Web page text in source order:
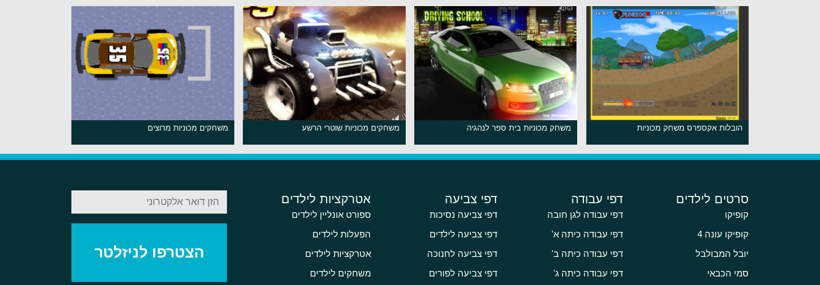
הובלות אקספרס משחק מכוניות משחק מכוניות בית ספר לנהגיה משחקים מכוניות שוטרי הרשע משחקים מכוניות מרוצים
סרטים לילדים
קופיקו
קופיקו עונה 4
יובל המבולבל
סמי הכבאי
דפי עבודה
דפי עבודה לגן חובה
דפי עבודה כיתה א'
דפי עבודה כיתה ב'
דפי עבודה כיתה ג'
דפי צביעה
דפי צביעה נסיכות
דפי צביעה לילדים
דפי צביעה לחנוכה
דפי צביעה לפורים
אטרקציות לילדים
ספורט אונליין לילדים
הפעלות לילדים
אטרקציות לילדים
משחקים לילדים